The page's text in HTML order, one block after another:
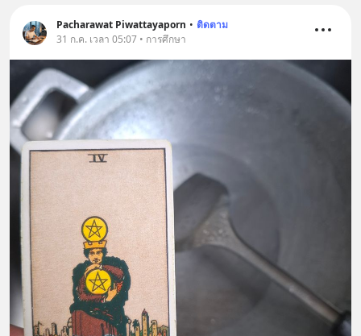
Pacharawat Piwattayaporn • ติดตาม
31 ก.ค. เวลา 05:07 • การศึกษา